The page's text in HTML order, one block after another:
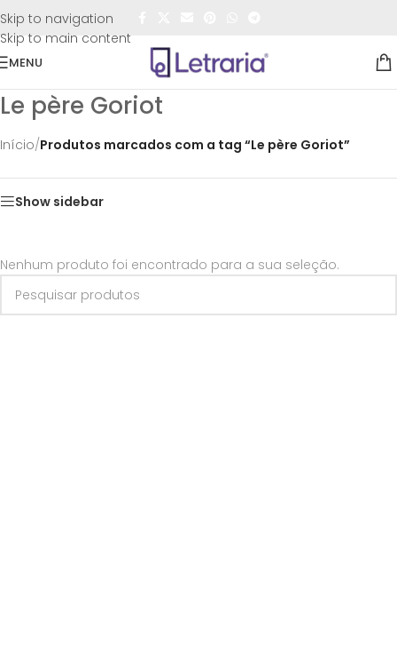
Skip to navigation
Skip to main content
FRETE GRÁTIS
MENU
Le père Goriot
Início/Produtos marcados com a tag “Le père Goriot”
Show sidebar
Nenhum produto foi encontrado para a sua seleção.